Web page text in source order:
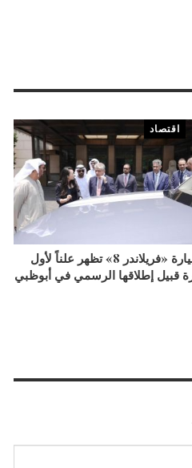
اقتصاد
سيارة «فريلاندر 8» تظهر علناً لأول
قبيل إطلاقها الرسمي في أبوظبي